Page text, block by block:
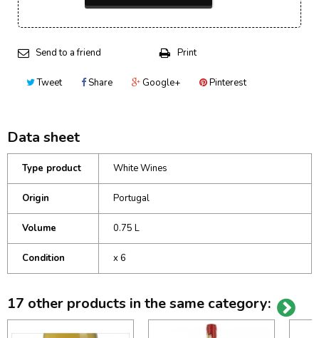
Send to a friend Print
Tweet Share Google+ Pinterest
Data sheet
Type product White Wines
Origin Portugal
Volume 0.75 L
Condition x 6
17 other products in the same category: